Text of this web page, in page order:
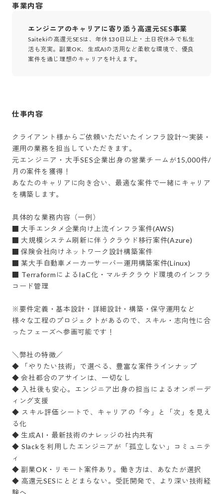
事業内容
エンジニアのキャリアに寄り添う高還元SES事業
Saitekiの高還元SESは、年休130日以上・土日祝休みで私生
活も充実。副業OK、生成AIの活用など柔軟な環境で、優良
案件を通じ理想のキャリアを叶えます。
仕事内容
クライアント様からご依頼いただいたインフラ設計〜実装・
運用の業務を担当していただきます。
元エンジニア・大手SES企業出身の営業チームが15,000件/
月の案件を獲得！
あなたのキャリアに向き合い、最適な案件で一緒にキャリア
を構築します。
具体的な業務内容（一例）
■ 大手エンタメ企業向け上流インフラ案件(AWS)
■ 大規模システム刷新に伴うクラウド移行案件(Azure)
■ 保険会社向けネットワーク設計構築案件
■ 某大手自動車メーカーサーバー運用構築案件(Linux)
■ TerraformによるIaC化・マルチクラウド環境のインフラ
コード管理
※要件定義・基本設計・詳細設計・構築・保守運用など
様々な工程のプロジェクトがあるので、スキル・志向性に合
ったフェーズへ参画可能です！
＼弊社の特徴／
◆ 「やりたい技術」で選べる、豊富な案件ラインナップ
◆ 会社都合のアサインは、一切なし
◆ 入社後も安心。エンジニア出身の担当によるオンボーデ
ィング支援
◆ スキル評価シートで、キャリアの「今」と「次」を見え
る化
◆ 生成AI・最新技術のナレッジの社内共有
◆ Slackを利用したエンジニアが「孤立しない」コミュニテ
ィ
◆ 副業OK・リモート案件あり。働き方は、あなたが選択
◆ 高還元SESにとどまらない。受託開発で、より深い技術経
験へ